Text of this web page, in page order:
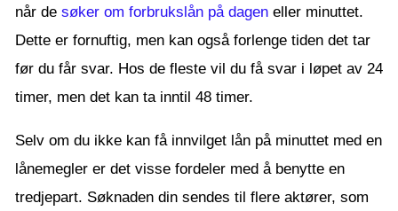
når de søker om forbrukslån på dagen eller minuttet.
Dette er fornuftig, men kan også forlenge tiden det tar
før du får svar. Hos de fleste vil du få svar i løpet av 24
timer, men det kan ta inntil 48 timer.
Selv om du ikke kan få innvilget lån på minuttet med en
lånemegler er det visse fordeler med å benytte en
tredjepart. Søknaden din sendes til flere aktører, som